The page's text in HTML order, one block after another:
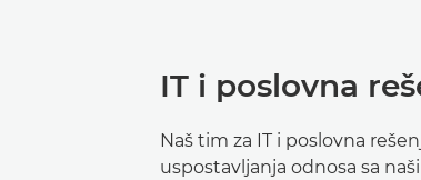
IT i poslovna
Naš tim za IT i poslovna
uspostavljanja odnosa sa